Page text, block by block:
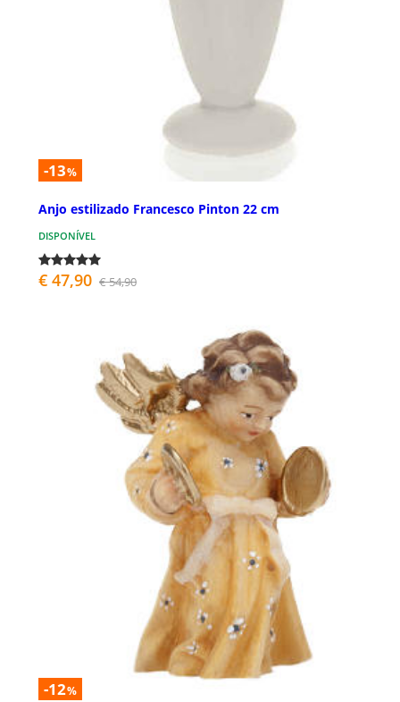
-13%
Anjo estilizado Francesco Pinton 22 cm
DISPONÍVEL
€ 47,90 € 54,90
-12%